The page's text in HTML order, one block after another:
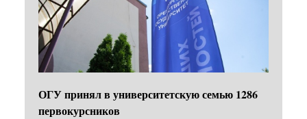
ОГУ принял в университетскую семью 1286
первокурсников